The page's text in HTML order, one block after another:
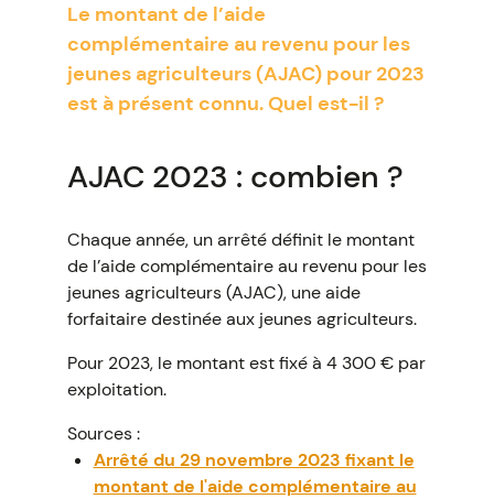
Le montant de l’aide
complémentaire au revenu pour les
jeunes agriculteurs (AJAC) pour 2023
est à présent connu. Quel est-il ?
AJAC 2023 : combien ?
Chaque année, un arrêté définit le montant
de l’aide complémentaire au revenu pour les
jeunes agriculteurs (AJAC), une aide
forfaitaire destinée aux jeunes agriculteurs.
Pour 2023, le montant est fixé à 4 300 € par
exploitation.
Sources :
Arrêté du 29 novembre 2023 fixant le
montant de l'aide complémentaire au